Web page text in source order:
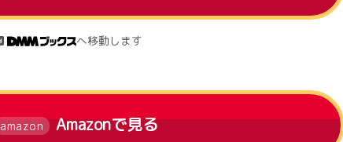
へ移動します
amazon Amazonで見る